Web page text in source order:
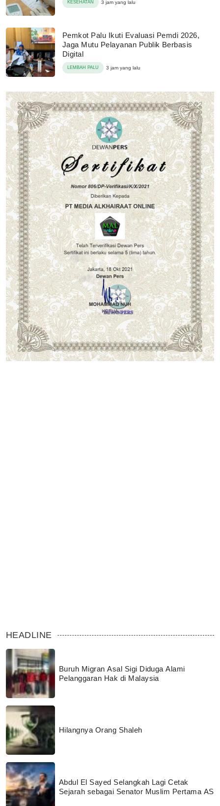
KESEHATAN 3 jam yang lalu
Pemkot Palu Ikuti Evaluasi Pemdi 2026,
Jaga Mutu Pelayanan Publik Berbasis
Digital
LEMBAH PALU 3 jam yang lalu
HEADLINE
Buruh Migran Asal Sigi Diduga Alami
Pelanggaran Hak di Malaysia
Hilangnya Orang Shaleh
Abdul El Sayed Selangkah Lagi Cetak
Sejarah sebagai Senator Muslim Pertama AS